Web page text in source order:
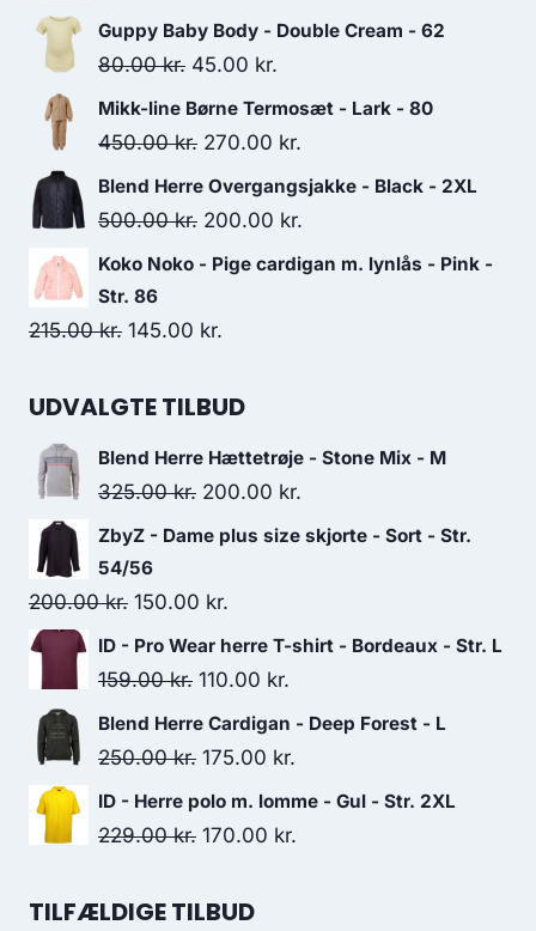
price
was:
price
Guppy Baby Body - Double Cream - 62
80.00kr. Original
price
was:
45.00 kr.
price
is:
Mikk-line Børne Termosæt - Lark - 80
450.00kr. Original
price
was:
270.00 kr.
price
Blend Herre Overgangsjakke - Black - 2XL
500.00kr. Original
price
500.00 kr..
200.00 kr.
price
Koko Noko - Pige cardigan m. lynlås - Pink -
Str. 86
215.00kr. Original
was:
145.00 kr.
is:
UDVALGTE TILBUD
Blend Herre Hættetrøje - Stone Mix - M
325.00kr. Original
price
325.00 kr..
200.00 kr.
price
ZbyZ - Dame plus size skjorte - Sort - Str.
54/56
200.00kr. Original
price
was:
150.00 kr.
price
is:
ID - Pro Wear herre T-shirt - Bordeaux - Str. L
159.00kr. Original
price
was:
110.00 kr.
price
is:
Blend Herre Cardigan - Deep Forest - L
250.00kr. Original
price
was:
175.00 kr.
price
ID - Herre polo m. lomme - Gul - Str. 2XL
229.00kr. Original
was:
170.00 kr.
TILFÆLDIGE TILBUD